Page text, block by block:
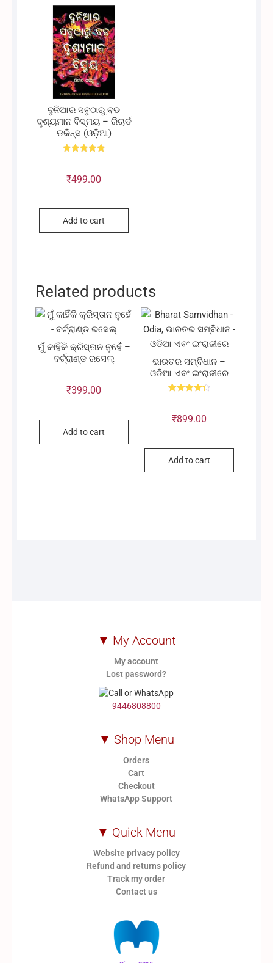
ଦୁନିଆର ସବୁଠାରୁ ବଡ
ଦୃଶ୍ୟମାନ ବିସ୍ମୟ – ରିଚାର୍ଡ
ଡକିନ୍ସ (ଓଡ଼ିଆ)
out of 5
₹499.00
Add to cart
Related products
ମୁଁ କାହିଁକି କ୍ରିସ୍ତାନ ନୁହେଁ –
ବର୍ଟ୍ରାଣ୍ଡ ରସେଲ୍
₹399.00
Add to cart
ଭାରତର ସମ୍ବିଧାନ –
ଓଡିଆ ଏବଂ ଇଂରାଜୀରେ
out of 5
₹899.00
Add to cart
▼ My Account
My account
Lost password?
9446808800
▼ Shop Menu
Orders
Cart
Checkout
WhatsApp Support
▼ Quick Menu
Website privacy policy
Refund and returns policy
Track my order
Contact us